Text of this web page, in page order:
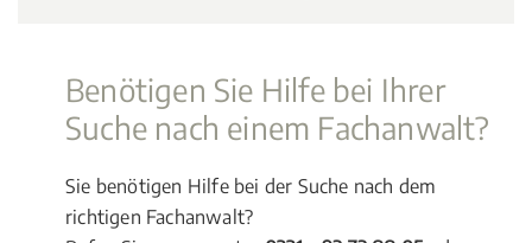
Benötigen Sie Hilfe bei Ihrer
Suche nach einem Fachanwalt?
Sie benötigen Hilfe bei der Suche nach dem
richtigen Fachanwalt?